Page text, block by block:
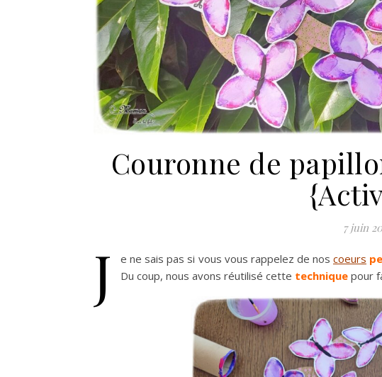
Couronne de
7 juin
J e ne sais pas si vous vous rappelez de nos coeurs
Du coup, nous avons réutilisé cette technique pour